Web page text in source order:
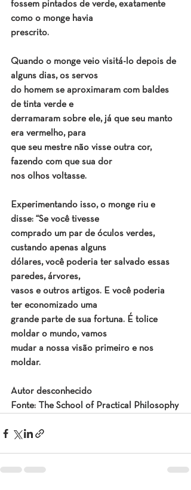
fossem pintados de verde, exatamente
como o monge havia
prescrito.
Quando o monge veio visitá-lo depois de
alguns dias, os servos
do homem se aproximaram com baldes
de tinta verde e
derramaram sobre ele, já que seu manto
era vermelho, para
que seu mestre não visse outra cor,
fazendo com que sua dor
nos olhos voltasse.
Experimentando isso, o monge riu e
disse: “Se você tivesse
comprado um par de óculos verdes,
custando apenas alguns
dólares, você poderia ter salvado essas
paredes, árvores,
vasos e outros artigos. E você poderia
ter economizado uma
grande parte de sua fortuna. É tolice
moldar o mundo, vamos
mudar a nossa visão primeiro e nos
moldar.
Autor desconhecido
Fonte: The School of Practical Philosophy